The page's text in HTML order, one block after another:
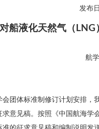
发布
船液化天然气（
航
会团体标准制修订计划安排，
求意见稿。按照《中国航海学